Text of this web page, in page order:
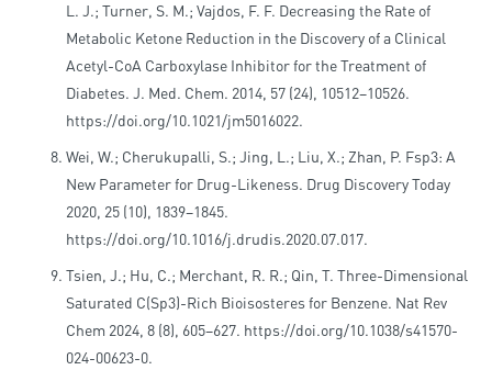
L. J.; Turner, S. M.; Vajdos, F. F. Decreasing the Rate of
Metabolic Ketone Reduction in the Discovery of a Clinical
Acetyl-CoA Carboxylase Inhibitor for the Treatment of
Diabetes. J. Med. Chem. 2014, 57 (24), 10512–10526.
https://doi.org/10.1021/jm5016022.
Wei, W.; Cherukupalli, S.; Jing, L.; Liu, X.; Zhan, P. Fsp3: A
New Parameter for Drug-Likeness. Drug Discovery Today
2020, 25 (10), 1839–1845.
https://doi.org/10.1016/j.drudis.2020.07.017.
Tsien, J.; Hu, C.; Merchant, R. R.; Qin, T. Three-Dimensional
Saturated C(Sp3)-Rich Bioisosteres for Benzene. Nat Rev
Chem 2024, 8 (8), 605–627. https://doi.org/10.1038/s41570-
024-00623-0.